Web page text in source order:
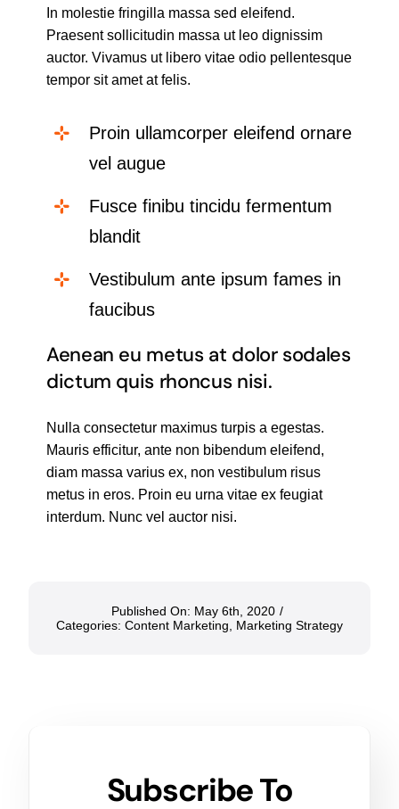
In molestie fringilla massa sed eleifend.
Praesent sollicitudin massa ut leo dignissim
auctor. Vivamus ut libero vitae odio pellentesque
tempor sit amet at felis.
Proin ullamcorper eleifend ornare
vel augue
Fusce finibu tincidu fermentum
blandit
Vestibulum ante ipsum fames in
faucibus
Aenean eu metus at dolor sodales
dictum quis rhoncus nisi.
Nulla consectetur maximus turpis a egestas.
Mauris efficitur, ante non bibendum eleifend,
diam massa varius ex, non vestibulum risus
metus in eros. Proin eu urna vitae ex feugiat
interdum. Nunc vel auctor nisi.
Published On: May 6th, 2020 /
Categories: Content Marketing Marketing Strategy
Subscribe To